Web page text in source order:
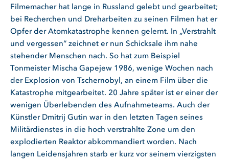
Filmemacher hat lange in Russland gelebt und gearbeitet;
bei Recherchen und Dreharbeiten zu seinen Filmen hat er
Opfer der Atomkatastrophe kennen gelernt. In „Verstrahlt
und vergessen“ zeichnet er nun Schicksale ihm nahe
stehender Menschen nach. So hat zum Beispiel
Tonmeister Mischa Gapejew 1986, wenige Wochen nach
der Explosion von Tschernobyl, an einem Film über die
Katastrophe mitgearbeitet. 20 Jahre später ist er einer der
wenigen Überlebenden des Aufnahmeteams. Auch der
Künstler Dmitrij Gutin war in den letzten Tagen seines
Militärdienstes in die hoch verstrahlte Zone um den
explodierten Reaktor abkommandiert worden. Nach
langen Leidensjahren starb er kurz vor seinem vierzigsten